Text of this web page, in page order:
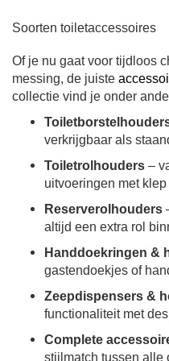
Soorten toiletaccessoires
Of je nu gaat voor tijdloos
messing, de juiste
collectie vind je onder
verkrijgbaar als
Toiletrolhouders –
uitvoeringen met
Reserverolhouders
altijd een extra rol
Handdoekringen &
gastendoekjes of
Zeepdispensers &
functionaliteit met
Complete
stijlmatch tussen alle